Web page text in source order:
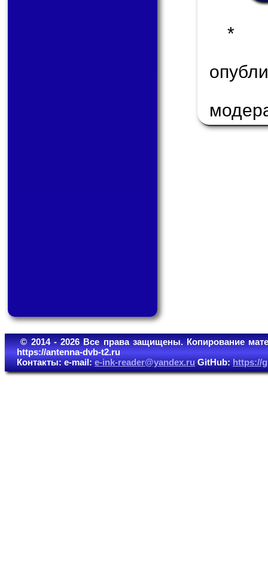
*
© 2014 - 2026 Все права защищены. Копирование
https://antenna-dvb-t2.ru
Контакты: e-mail:e-ink-reader@yandex.ruGitHub:https://